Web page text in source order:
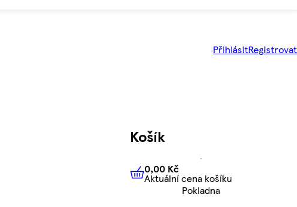
PřihlásitRegistrovat
Košík
0,00 KčAktuální cena košíku
0,00 Kč
Aktuální cena košíku
Pokladna